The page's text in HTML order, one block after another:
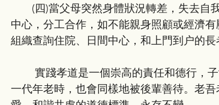
中心，分工合作，如不能親身照顧或經濟
組織查詢住院、日間中心，和上門到户的長
一代年老時，也會同樣地被後輩善待。老